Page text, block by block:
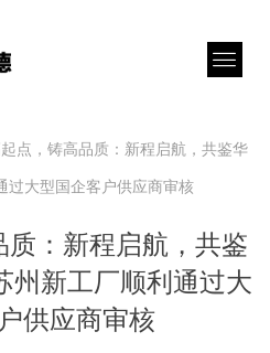
质：新程启航，共鉴
州新工厂顺利通过大
供应商审核
起点，铸高品质：新程启航，共鉴华
过大型国企客户供应商审核